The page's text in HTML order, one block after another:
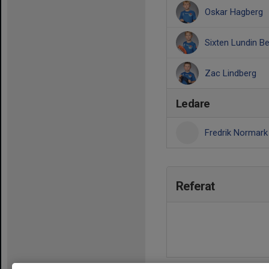
Oskar Hagberg
Sixten Lundin
Zac Lindberg
Ledare
Fredrik Normark
Referat